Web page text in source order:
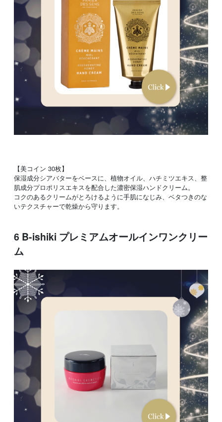
【美コイン 30枚】
保湿成分シアバターをベースに、植物オイル、ハチミツエキス、整
肌成分プロポリスエキスを配合した濃密保湿ハンドクリーム。
コクのあるクリームがとろけるように手肌になじみ、ベタつきのな
いテクスチャーで乾燥から守ります。
6 B-ishiki プレミアムオールインワンクリー
ム